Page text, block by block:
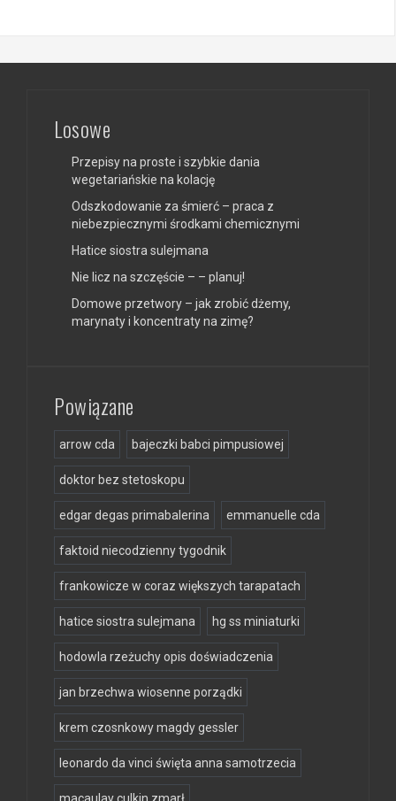
Losowe
Przepisy na proste i szybkie dania
wegetariańskie na kolację
Odszkodowanie za śmierć – praca z
niebezpiecznymi środkami chemicznymi
Hatice siostra sulejmana
Nie licz na szczęście – – planuj!
Domowe przetwory – jak zrobić dżemy,
marynaty i koncentraty na zimę?
Powiązane
arrow cda bajeczki babci pimpusiowej
doktor bez stetoskopu
edgar degas primabalerina emmanuelle cda
faktoid niecodzienny tygodnik
frankowicze w coraz większych tarapatach
hatice siostra sulejmana hg ss miniaturki
hodowla rzeżuchy opis doświadczenia
jan brzechwa wiosenne porządki
krem czosnkowy magdy gessler
leonardo da vinci święta anna samotrzecia
macaulay culkin zmarł